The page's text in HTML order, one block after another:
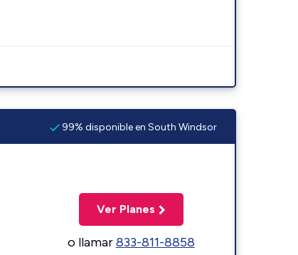
99% disponible en South Windsor
Ver Planes
o llamar833-811-8858